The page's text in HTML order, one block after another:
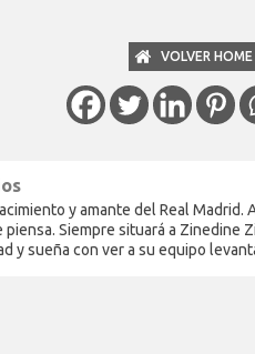
VOLVER HOME
y amante del Real
piensa. Siempre situará a Zinedine
y sueña con ver a su equipo